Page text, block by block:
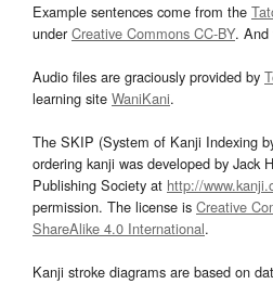
Example sentences come from the
underCreative Commons CC-BY. And
Audio files are graciously provided by
learning site WaniKani.
The SKIP (System of Kanji Indexing
ordering kanji was developed by Jack
Publishing Society at http://
permission. The license is Creative
ShareAlike 4.0 International.
Kanji stroke diagrams are based on